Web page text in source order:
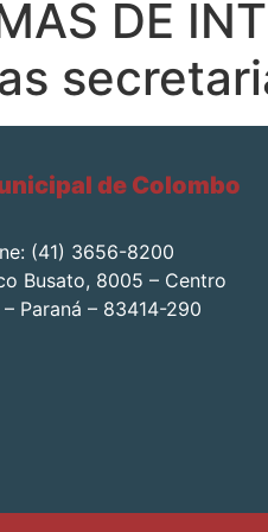
DE
de Colombo
(41) 3656-8200
Busato, 8005 – Centro
Paraná – 83414-290